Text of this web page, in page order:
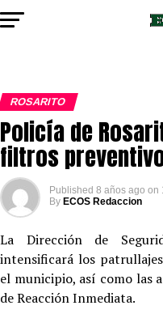
ROSARITO
Policía de
filtros
Published 8 años ago on
By ECOS Redaccion
La Dirección de
intensificará los
el municipio, así como las
de Reacción Inmediata.